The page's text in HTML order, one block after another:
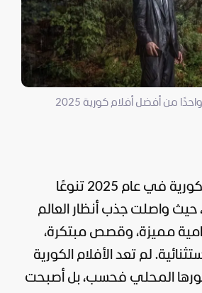
يعد فيلم Revelations واحدًا من أفضل أفلام كورية 2025
شهدت السينما الكورية في عام 2025 تنوعًا
حيث واصلت جذب أنظار العالم
مميزة، وقصص مبتكرة،
لم تعد الأفلام الكورية
المحلي فحسب، بل أصبحت